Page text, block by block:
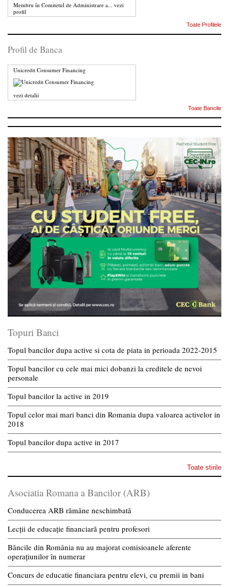
Membru în Comitetul de Administrare a... vezi
profil
Toate Profilele
Profil de Banca
Unicredit Consumer Financing
vezi detalii
Toate Bancile
Topuri Banci
Topul bancilor dupa active si cota de piata in perioada 2022-2015
Topul bancilor cu cele mai mici dobanzi la creditele de nevoi
personale
Topul bancilor la active in 2019
Topul celor mai mari banci din Romania dupa valoarea activelor in
2018
Topul bancilor dupa active in 2017
Toate stirile
Asociatia Romana a Bancilor (ARB)
Conducerea ARB rămâne neschimbată
Lecții de educație financiară pentru profesori
Băncile din România nu au majorat comisioanele aferente
operațiunilor în numerar
Concurs de educatie financiara pentru elevi, cu premii in bani